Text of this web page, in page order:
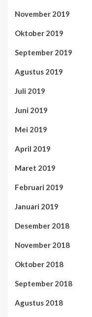
November 2019
Oktober 2019
September 2019
Agustus 2019
Juli 2019
Juni 2019
Mei 2019
April 2019
Maret 2019
Februari 2019
Januari 2019
Desember 2018
November 2018
Oktober 2018
September 2018
Agustus 2018